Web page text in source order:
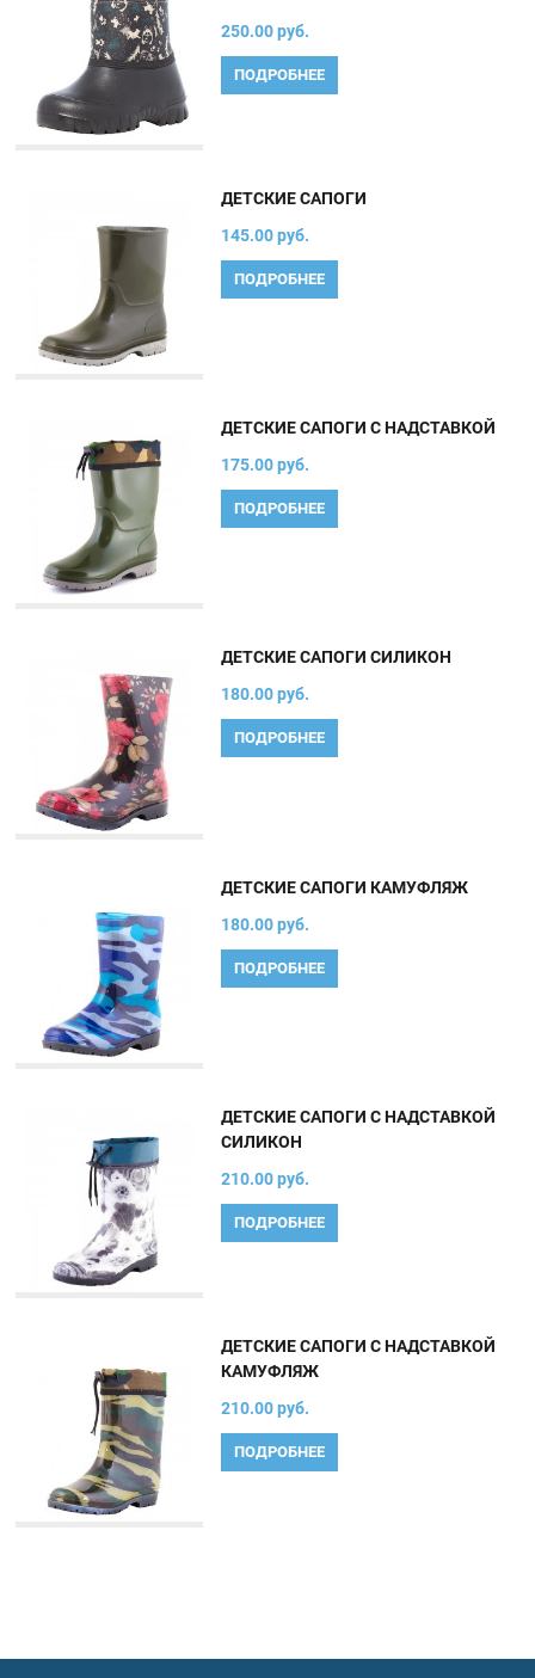
250.00 руб.
ПОДРОБНЕЕ
ДЕТСКИЕ САПОГИ
145.00 руб.
ПОДРОБНЕЕ
ДЕТСКИЕ САПОГИ С НАДСТАВКОЙ
175.00 руб.
ПОДРОБНЕЕ
ДЕТСКИЕ САПОГИ СИЛИКОН
180.00 руб.
ПОДРОБНЕЕ
ДЕТСКИЕ САПОГИ КАМУФЛЯЖ
180.00 руб.
ПОДРОБНЕЕ
ДЕТСКИЕ САПОГИ С НАДСТАВКОЙ
СИЛИКОН
210.00 руб.
ПОДРОБНЕЕ
ДЕТСКИЕ САПОГИ С НАДСТАВКОЙ
КАМУФЛЯЖ
210.00 руб.
ПОДРОБНЕЕ